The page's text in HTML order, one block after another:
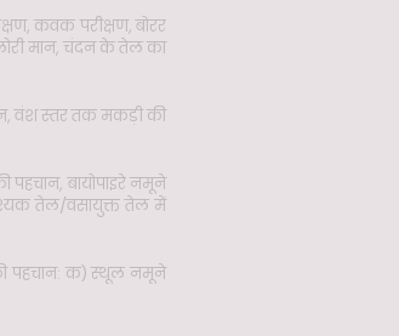
कवक परीक्षण, बोरर
मान, चंदन के तेल का
वंश स्तर तक मकड़ी की
बायोपाइरे नमूने
तेल/वसायुक्त तेल में
पहचान: क) स्थूल नमूने